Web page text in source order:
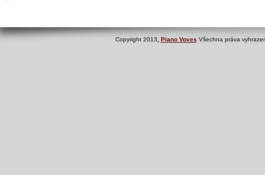
Copyright 2013 Piano Voves Všechna práva